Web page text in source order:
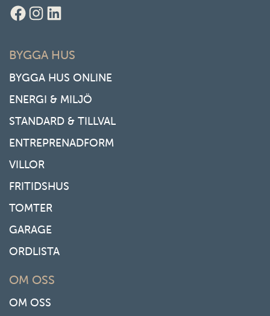
Facebook
Instagram
LinkedIn
BYGGA HUS
BYGGA HUS ONLINE
ENERGI & MILJÖ
STANDARD & TILLVAL
ENTREPRENADFORM
VILLOR
FRITIDSHUS
TOMTER
GARAGE
ORDLISTA
OM OSS
OM OSS